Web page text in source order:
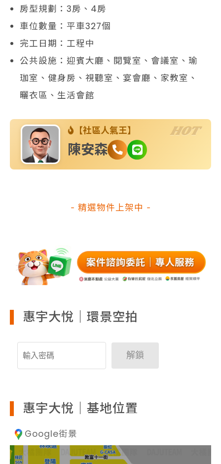
房型規劃：3房、4房
車位數量：平車327個
完工日期：工程中
公共設施：迎賓大廳、閱覽室、會議室、瑜
珈室、健身房、視聽室、宴會廳、家教室、
曬衣區、生活會館
【社區人氣王】
陳安森
HOT
- 精選物件上架中 -
惠宇大悅｜環景空拍
解鎖
惠宇大悅｜基地位置
Google街景